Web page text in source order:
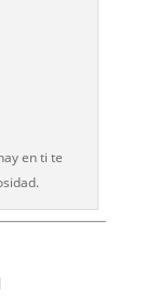
en ti te